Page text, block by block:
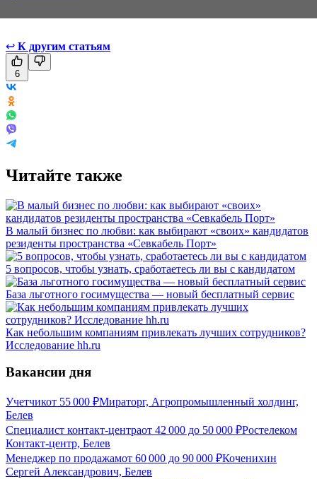
↩ К другим статьям
6
Читайте также
В малый бизнес по любви: как выбирают «своих» кандидатов
резиденты пространства «Севкабель Порт»
5 вопросов, чтобы узнать, сработаетесь ли вы с кандидатом
База льготного госимущества — новый бесплатный сервис
Как небольшим компаниям привлекать лучших сотрудников?
Исследование hh.ru
Вакансии дня
Учетчикот 55 000 ₽Мираторг, Агропромышленный холдинг,
Белев
Специалист контакт-центраот 42 000 до 50 000 ₽Ростелеком
Контакт-центр, Белев
Менеджер по продажамот 60 000 до 90 000 ₽Коченихин
Сергей Александрович, Белев